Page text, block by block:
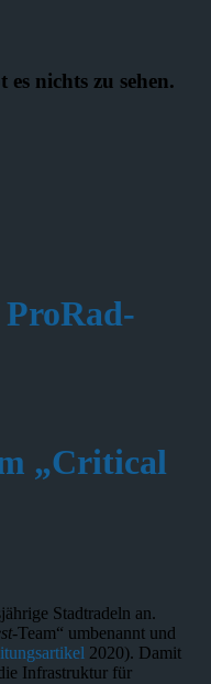
nichts zu sehen.
„Critical
Stadtradeln an.
-Team“ umbenannt und
2020). Damit
Infrastruktur für